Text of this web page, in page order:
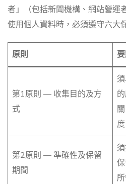
者」（包括新聞機構、網站營運
使用個人資料時，必須遵守六大
原則
第1原則 — 收集目的及方
式
度
第2原則 — 準確性及保留
期間